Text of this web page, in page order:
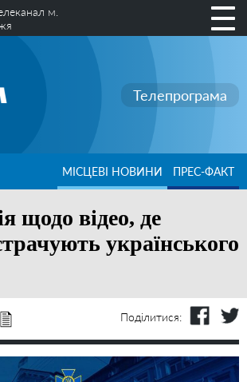
м.
Телепрограма
МІСЦЕВІ НОВИНИ ПРЕС-ФАКТ
щодо відео, де
українського
Поділитися: